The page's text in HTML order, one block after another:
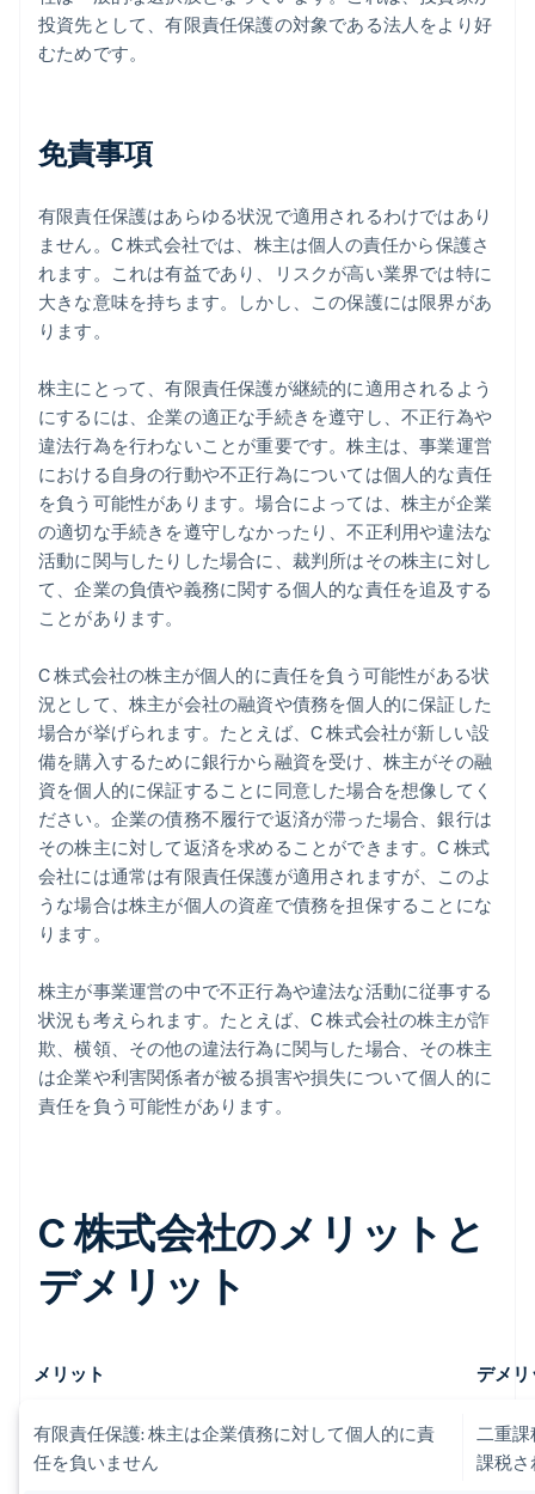
投資先として、有限責任保護の対象である法人をより好
むためです。
免責事項
有限責任保護はあらゆる状況で適用されるわけではあり
ません。C 株式会社では、株主は個人の責任から保護さ
れます。これは有益であり、リスクが高い業界では特に
大きな意味を持ちます。しかし、この保護には限界があ
ります。
株主にとって、有限責任保護が継続的に適用されるよう
にするには、企業の適正な手続きを遵守し、不正行為や
違法行為を行わないことが重要です。株主は、事業運営
における自身の行動や不正行為については個人的な責任
を負う可能性があります。場合によっては、株主が企業
の適切な手続きを遵守しなかったり、不正利用や違法な
活動に関与したりした場合に、裁判所はその株主に対し
て、企業の負債や義務に関する個人的な責任を追及する
ことがあります。
C 株式会社の株主が個人的に責任を負う可能性がある状
況として、株主が会社の融資や債務を個人的に保証した
場合が挙げられます。たとえば、C 株式会社が新しい設
備を購入するために銀行から融資を受け、株主がその融
資を個人的に保証することに同意した場合を想像してく
ださい。企業の債務不履行で返済が滞った場合、銀行は
その株主に対して返済を求めることができます。C 株式
会社には通常は有限責任保護が適用されますが、このよ
うな場合は株主が個人の資産で債務を担保することにな
ります。
株主が事業運営の中で不正行為や違法な活動に従事する
状況も考えられます。たとえば、C 株式会社の株主が詐
欺、横領、その他の違法行為に関与した場合、その株主
は企業や利害関係者が被る損害や損失について個人的に
責任を負う可能性があります。
C 株式会社のメリットと
デメリット
メリット デメリ
有限責任保護: 株主は企業債務に対して個人的に責
任を負いません
二重課
課税